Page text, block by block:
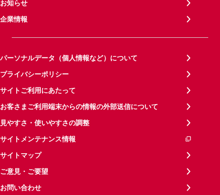
お知らせ
企業情報
パーソナルデータ（個人情報など）について
プライバシーポリシー
サイトご利用にあたって
お客さまご利用端末からの情報の外部送信について
見やすさ・使いやすさの調整
サイトメンテナンス情報
サイトマップ
ご意見・ご要望
お問い合わせ